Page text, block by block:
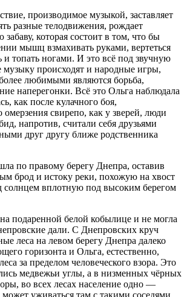
производимое музыкой, заставляет
разные телодвижения, рождает
которая состоит в том, что бы
мышц взмахивать руками, вертеться
и топать ногами. И это всё под звучную
происходят и народные игры,
любимыми являются борьба,
наперегонки. Всё это Ольга наблюдала
как после кулачного боя,
свирепо, как у зверей, люди
напротив, считали себя друзьями
друг другу ближе родственника
по правому берегу Днепра, оставив
брод и истоку реки, похожую на хвост
вплотную под высоким берегом
подаренной белой кобылице и не могла
дали. С Днепровских круч
леса на левом берегу Днепра далеко
горизонта и Ольга, естественно,
за пределом человеческого взора. Это
медвежьи углы, а в низменных чёрных
во всех лесах население одно —
уживаться там с такими соседями